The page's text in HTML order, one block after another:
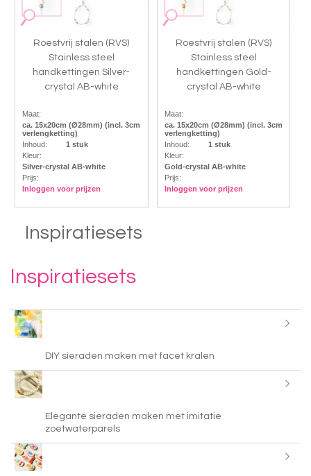
Roestvrij stalen (RVS)
Stainless steel
handkettingen Silver-
crystal AB-white
Maat:
ca. 15x20cm (Ø28mm) (incl. 3cm
verlengketting)
Inhoud:
1 stuk
Kleur:
Silver-crystal AB-white
Prijs:
Inloggen voor prijzen
Roestvrij stalen (RVS)
Stainless steel
handkettingen Gold-
crystal AB-white
Maat:
ca. 15x20cm (Ø28mm) (incl. 3cm
verlengketting)
Inhoud:
1 stuk
Kleur:
Gold-crystal AB-white
Prijs:
Inloggen voor prijzen
Inspiratiesets
Inspiratiesets
DIY sieraden maken met facet kralen
Elegante sieraden maken met imitatie
zoetwaterparels